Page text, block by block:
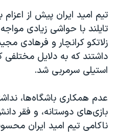
تیم امید ایران پیش از
تایلند با حواشی زیادی
زلاتکو کرانچار و فرهادی
داشتند که به دلایل مختلفی
استیلی سرمربی شد.
عدم همکاری باشگاه‌ها،
بازی‌های دوستانه، و فقر
ناکامی تیم امید ایران